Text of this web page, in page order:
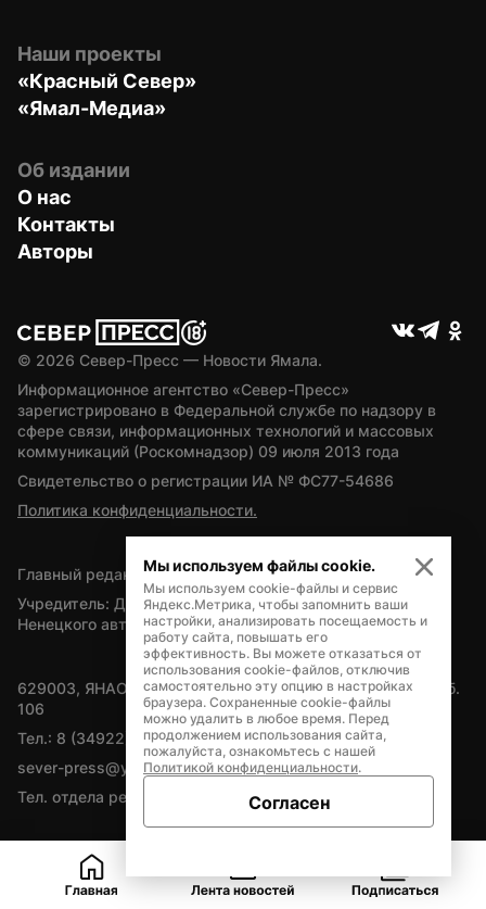
Наши проекты
«Красный Север»
«Ямал-Медиа»
Об издании
О нас
Контакты
Авторы
© 2026 Север-Пресс — Новости Ямала.
Информационное агентство «Север-Пресс»
зарегистрировано в Федеральной службе по надзору в
сфере связи, информационных технологий и массовых
коммуникаций (Роскомнадзор) 09 июля 2013 года
Свидетельство о регистрации ИА № ФС77-54686
Политика конфиденциальности.
Главный редактор — А.Л. Поздеев
Учредитель: Департамент внутренней политики Ямало-
Ненецкого автономного округа
629003, ЯНАО, Салехард, мкр. Богдана Кнунянца, д.1, каб.
106
Тел.: 8 (34922) 71262
sever-press@yamal-media.ru
Тел. отдела рекламы: 8 (34922) 42728
Мы используем файлы cookie.
Мы используем cookie-файлы и сервис
Яндекс.Метрика, чтобы запомнить ваши
настройки, анализировать посещаемость и
работу сайта, повышать его
эффективность. Вы можете отказаться от
использования cookie-файлов, отключив
самостоятельно эту опцию в настройках
браузера. Сохраненные cookie-файлы
можно удалить в любое время. Перед
продолжением использования сайта,
пожалуйста, ознакомьтесь с нашей
Политикой конфиденциальности.
Согласен